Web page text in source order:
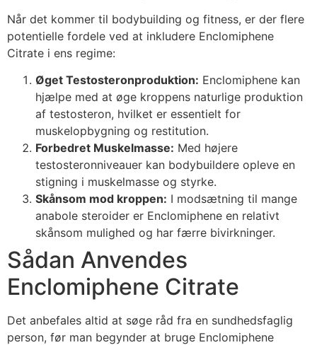
Når det kommer til bodybuilding og fitness, er der flere
potentielle fordele ved at inkludere Enclomiphene
Citrate i ens regime:
Øget Testosteronproduktion: Enclomiphene kan
hjælpe med at øge kroppens naturlige produktion
af testosteron, hvilket er essentielt for
muskelopbygning og restitution.
Forbedret Muskelmasse: Med højere
testosteronniveauer kan bodybuildere opleve en
stigning i muskelmasse og styrke.
Skånsom mod kroppen: I modsætning til mange
anabole steroider er Enclomiphene en relativt
skånsom mulighed og har færre bivirkninger.
Sådan Anvendes
Enclomiphene Citrate
Det anbefales altid at søge råd fra en sundhedsfaglig
person, før man begynder at bruge Enclomiphene